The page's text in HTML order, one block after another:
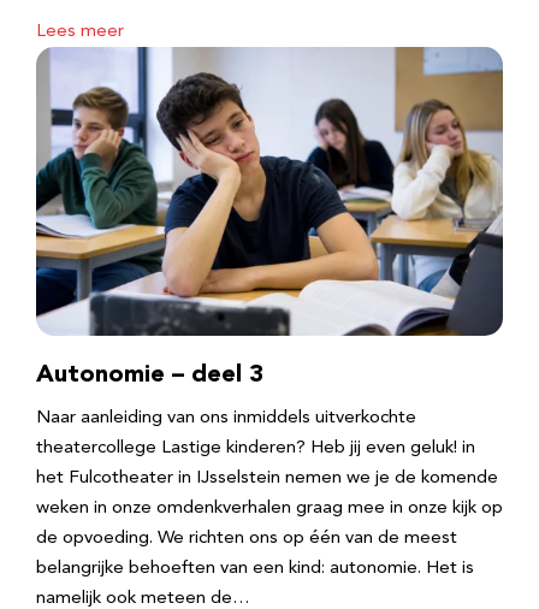
Lees meer
Autonomie – deel 3
Naar aanleiding van ons inmiddels uitverkochte
theatercollege Lastige kinderen? Heb jij even geluk! in
het Fulcotheater in IJsselstein nemen we je de komende
weken in onze omdenkverhalen graag mee in onze kijk op
de opvoeding. We richten ons op één van de meest
belangrijke behoeften van een kind: autonomie. Het is
namelijk ook meteen de…